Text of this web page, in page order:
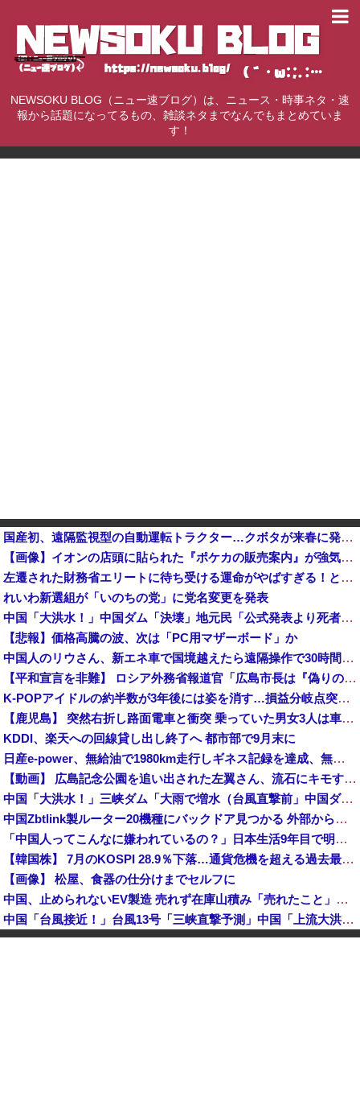
NEWSOKU BLOG（ニュー速ブログ）は、ニュース・時事ネタ・速
報から話題になってるもの、雑談ネタまでなんでもまとめていま
す！
国産初、遠隔監視型の自動運転トラクター…クボタが来春に発売！他
【画像】イオンの店頭に貼られた『ポケカの販売案内』が強気すぎると話題にｗｗｗｗ
左遷された財務省エリートに待ち受ける運命がやばすぎる！と話題に、経歴自体はとんでもないものだが……
れいわ新選組が「いのちの党」に党名変更を発表
中国「大洪水！」中国ダム「決壊」地元民「公式発表より死者多い！」中国政府「住民拘束！（安否不明」中国当局「救助隊動画も削除」台風13号「三峡ダム接近中」→
【悲報】価格高騰の波、次は「PC用マザーボード」か
中国人のリウさん、新エネ車で国境越えたら遠隔操作で30時間ロックされる！
【平和宣言を非難】 ロシア外務省報道官「広島市長は『偽りの呪文』繰り返している」
K-POPアイドルの約半数が3年後には姿を消す…損益分岐点突破は4％未満
【鹿児島】 突然右折し路面電車と衝突 乗っていた男女3人は車を放置しダッシュで逃走中
KDDI、楽天への回線貸し出し終了へ 都市部で9月末に
日産e-power、無給油で1980km走行しギネス記録を達成、無駄な発電や送電ロスなくEVよりエコを証明
【動画】 広島記念公園を追い出された左翼さん、流石にキモすぎて炎上
中国「大洪水！」三峡ダム「大雨で増水（台風直撃前」中国ダム「緊急放流！」中国鉄道「列車が走行中に流される」中国避難所「支援物資は有料です」謎の勢力「え」→
中国Zbtlink製ルーター20機種にバックドア見つかる 外部から完全制御のおそれ
「中国人ってこんなに嫌われているの？」日本生活9年目で明かす本心！
【韓国株】 7月のKOSPI 28.9％下落…通貨危機を超える過去最大の下げ幅
【画像】 松屋、食器の仕分けまでセルフに
中国、止められないEV製造 売れず在庫山積み「売れたこと」にして補助金を騙し取る事案を思いつきが横行
中国「台風接近！」台風13号「三峡直撃予測」中国「上流大洪水！（三峡上流」中国都市「8/5の映像（動画」三峡ダム「緊急放流（決壊危機」中国「下流大水害（震え声」→
韓国人インフルエンサー(49)、日本で次々と車に衝突 計7台巻き込み 八王子